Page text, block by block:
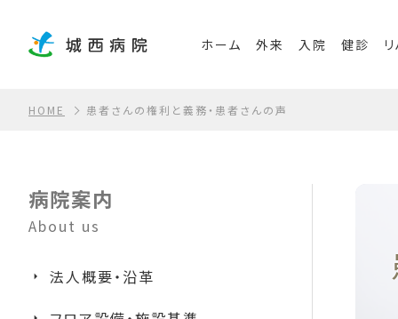
ホーム 外来 入院 健診
HOME 患者さんの権利と義務・患者さんの声
病院案内
About us
法人概要・沿革